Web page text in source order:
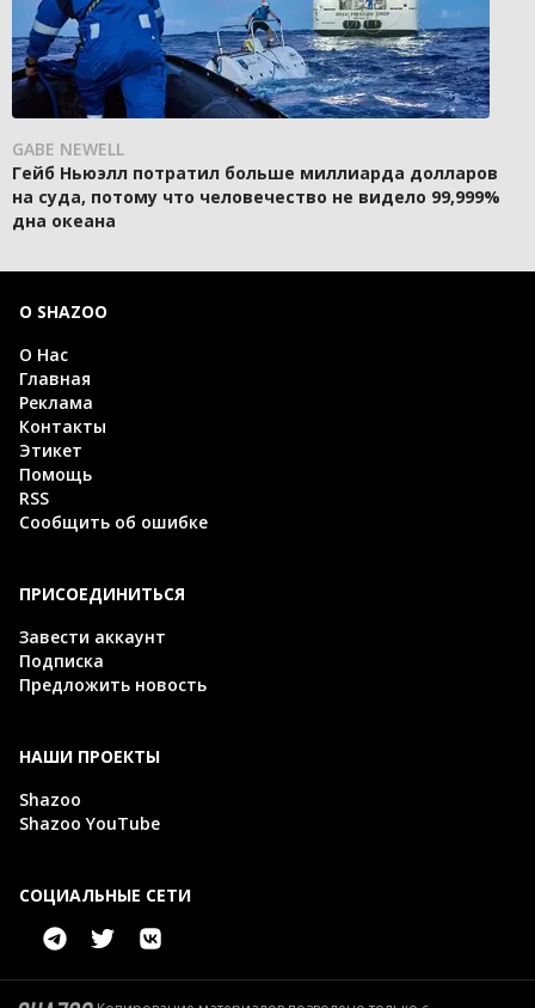
GABE NEWELL
Гейб Ньюэлл потратил больше миллиарда долларов
на суда, потому что человечество не видело 99,999%
дна океана
О SHAZOO
О Нас
Главная
Реклама
Контакты
Этикет
Помощь
RSS
Сообщить об ошибке
ПРИСОЕДИНИТЬСЯ
Завести аккаунт
Подписка
Предложить новость
НАШИ ПРОЕКТЫ
Shazoo
Shazoo YouTube
СОЦИАЛЬНЫЕ СЕТИ